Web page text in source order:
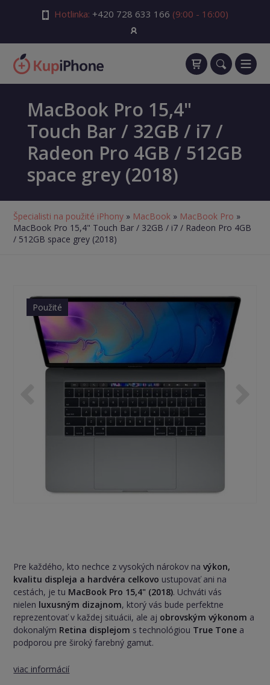
Hotlinka: +420 728 633 166 (9:00 - 16:00)
MacBook Pro 15,4"
Touch Bar / 32GB / i7 /
Radeon Pro 4GB / 512GB
space grey (2018)
Špecialisti na použité iPhony » MacBook » MacBook Pro »
MacBook Pro 15,4" Touch Bar / 32GB / i7 / Radeon Pro 4GB
/ 512GB space grey (2018)
Použité
Pre každého, kto nechce z vysokých nárokov navýkon,
kvalitu displeja a hardvéra celkovo ustupovať ani na
cestách, je tu MacBook Pro 15,4" (2018). Uchváti vás
nielen luxusným dizajnom, ktorý vás bude perfektne
reprezentovať v každej situácii, ale aj obrovským výkonom a
dokonalým Retina displejom s technológiou True Tone a
podporou pre široký farebný gamut.
viac informácií